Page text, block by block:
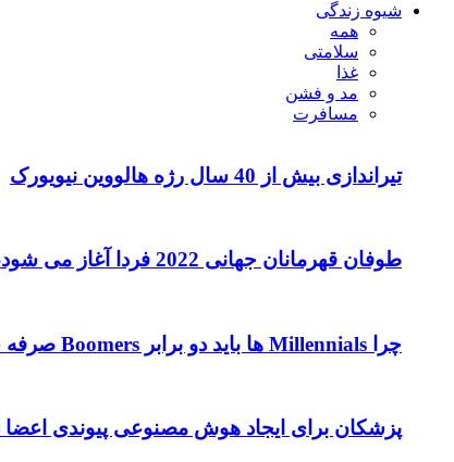
شیوه زندگی
همه
سلامتی
غذا
مد و فشن
مسافرت
تیراندازی بیش از 40 سال رژه هالووین نیویورک
طوفان قهرمانان جهانی 2022 فردا آغاز می شود، اینجا آنچه که باید بدانید
چرا Millennials ها باید دو برابر Boomers صرفه جویی کنند
پزشکان برای ایجاد هوش مصنوعی پیوندی اعضا